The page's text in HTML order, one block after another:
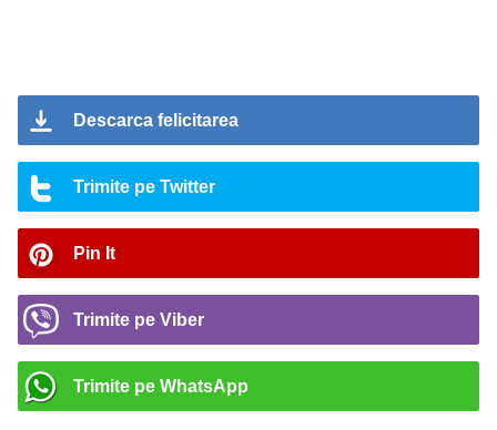
Descarca felicitarea
Trimite pe Twitter
Pin It
Trimite pe Viber
Trimite pe WhatsApp